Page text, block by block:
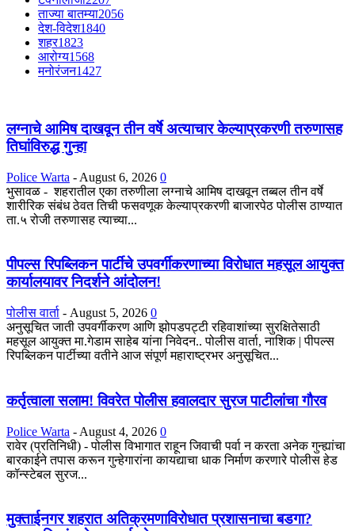
ताज्या बातम्या2056
देश-विदेश1840
शहर1823
आरोग्य1568
मनोरंजन1427
लग्नाचे आमिष दाखवून तीन वर्षे अत्याचार केल्याप्रकरणी तरुणासह
तिघांविरुद्ध गुन्हा
Police Warta - August 6, 2026 0
भुसावळ - शहरातील एका तरुणीला लग्नाचे आमिष दाखवून तब्बल तीन वर्षे
शारीरिक संबंध ठेवत तिची फसवणूक केल्याप्रकरणी बाजारपेठ पोलीस ठाण्यात
ता.५ रोजी तरुणासह त्याच्या...
पीपल्स रिपब्लिकन पार्टीचे उपवर्गीकरणाच्या विरोधात महसूल आयुक्त
कार्यालयावर निदर्शने आंदोलन!
पोलीस वार्ता - August 5, 2026 0
अनुसूचित जाती उपवर्गीकरण आणि झोपडपट्टी रहिवाशांच्या सुरक्षितेसाठी
महसूल आयुक्त मा.गेडाम साहेब यांना निवेदन.. पोलीस वार्ता, नाशिक | पीपल्स
रिपब्लिकन पार्टीच्या वतीने आज संपूर्ण महाराष्ट्रभर अनुसूचित...
कर्तृत्वाला सलाम! विवरेत पोलीस हवालदार सुरज पाटीलांचा गौरव
Police Warta - August 4, 2026 0
रावेर (प्रतिनिधी) - पोलीस विभागात राहून जिवाची पर्वा न करता अनेक गुन्ह्यांचा
बारकाईने तपास करून गुन्हेगारांना कायद्याचा धाक निर्माण करणारे पोलीस हेड
कॉन्स्टेबल सुरज...
मुक्ताईनगर शहरात अतिक्रमणाविरोधात प्रशासनाचा बडगा?